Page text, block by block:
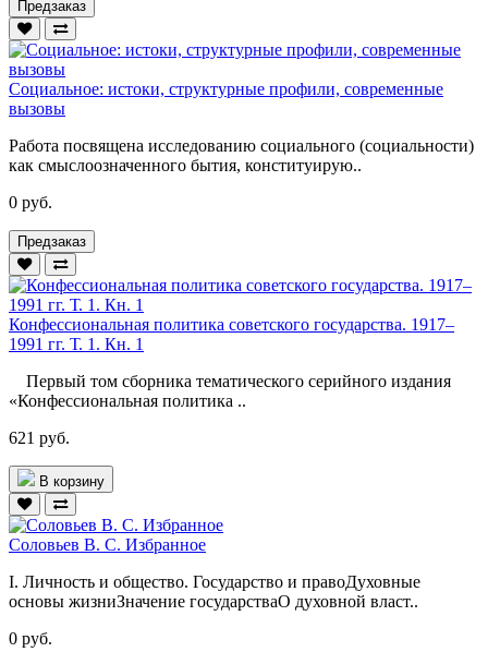
Предзаказ
Социальное: истоки, структурные профили, современные
вызовы
Работа посвящена исследованию социального (социальности)
как смыслоозначенного бытия, конституирую..
0 руб.
Предзаказ
Конфессиональная политика советского государства. 1917–
1991 гг. Т. 1. Кн. 1
Первый том сборника тематического серийного издания
«Конфессиональная политика ..
621 руб.
В корзину
Соловьев В. С. Избранное
I. Личность и общество. Государство и правоДуховные
основы жизниЗначение государстваО духовной власт..
0 руб.